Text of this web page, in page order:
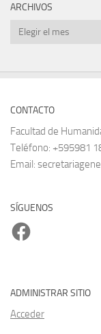
ARCHIVOS
Archivos
CONTACTO
Facultad de
Teléfono: +595981
Email:
SÍGUENOS
Facebook
ADMINISTRAR SITIO
Acceder